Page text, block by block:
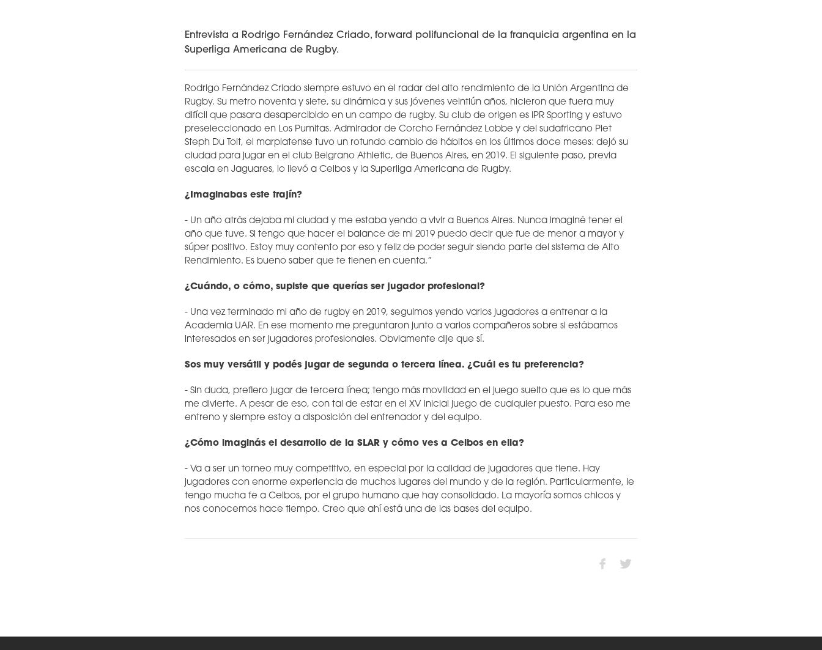
Entrevista a Rodrigo Fernández Criado, forward polifuncional de la franquicia argentina en la
Superliga Americana de Rugby.
Rodrigo Fernández Criado siempre estuvo en el radar del alto rendimiento de la Unión Argentina de
Rugby. Su metro noventa y siete, su dinámica y sus jóvenes veintiún años, hicieron que fuera muy
difícil que pasara desapercibido en un campo de rugby. Su club de origen es IPR Sporting y estuvo
preseleccionado en Los Pumitas. Admirador de Corcho Fernández Lobbe y del sudafricano Piet
Steph Du Toit, el marplatense tuvo un rotundo cambio de hábitos en los últimos doce meses: dejó su
ciudad para jugar en el club Belgrano Athletic, de Buenos Aires, en 2019. El siguiente paso, previa
escala en Jaguares, lo llevó a Ceibos y la Superliga Americana de Rugby.
¿Imaginabas este trajín?
- Un año atrás dejaba mi ciudad y me estaba yendo a vivir a Buenos Aires. Nunca imaginé tener el
año que tuve. Si tengo que hacer el balance de mi 2019 puedo decir que fue de menor a mayor y
súper positivo. Estoy muy contento por eso y feliz de poder seguir siendo parte del sistema de Alto
Rendimiento. Es bueno saber que te tienen en cuenta.”
¿Cuándo, o cómo, supiste que querías ser jugador profesional?
- Una vez terminado mi año de rugby en 2019, seguimos yendo varios jugadores a entrenar a la
Academia UAR. En ese momento me preguntaron junto a varios compañeros sobre si estábamos
interesados en ser jugadores profesionales. Obviamente dije que sí.
Sos muy versátil y podés jugar de segunda o tercera línea. ¿Cuál es tu preferencia?
- Sin duda, prefiero jugar de tercera línea; tengo más movilidad en el juego suelto que es lo que más
me divierte. A pesar de eso, con tal de estar en el XV inicial juego de cualquier puesto. Para eso me
entreno y siempre estoy a disposición del entrenador y del equipo.
¿Cómo imaginás el desarrollo de la SLAR y cómo ves a Ceibos en ella?
- Va a ser un torneo muy competitivo, en especial por la calidad de jugadores que tiene. Hay
jugadores con enorme experiencia de muchos lugares del mundo y de la región. Particularmente, le
tengo mucha fe a Ceibos, por el grupo humano que hay consolidado. La mayoría somos chicos y
nos conocemos hace tiempo. Creo que ahí está una de las bases del equipo.